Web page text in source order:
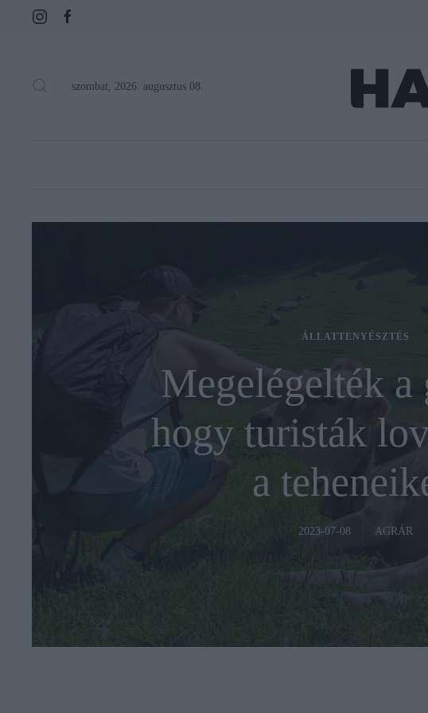
szombat, 2026. augusztus 08.
ÁLLATTENYÉSZTÉS
Megelégelték a
hogy turisták
a
2023-07-08 AGRÁR